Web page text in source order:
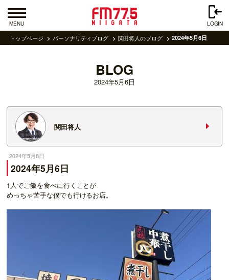
MENU LOGIN
トップページ パーソナリティブログ 関田将人のブログ 2024年5月6日
BLOG
2024年5月6日
関田将人
2024年5月8日
2024年5月6日
1人でご飯を食べに行くことが
めっちゃ苦手な僕でも行けるお店。